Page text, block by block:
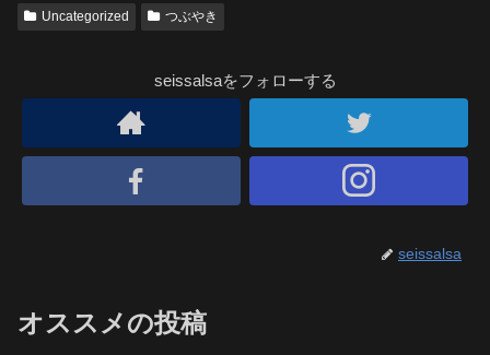
Uncategorized つぶやき
seissalsaをフォローする
seissalsa
オススメの投稿